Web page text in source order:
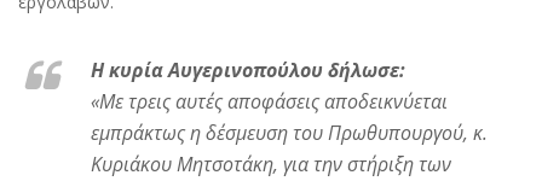
Η κυρία Αυγερινοπούλου δήλωσε:
«Με τρεις αυτές αποφάσεις αποδεικνύεται
εμπράκτως η δέσμευση τουΠρωθυπουργού, κ.
Κυριάκου Μητσοτάκη, για την στήριξη των